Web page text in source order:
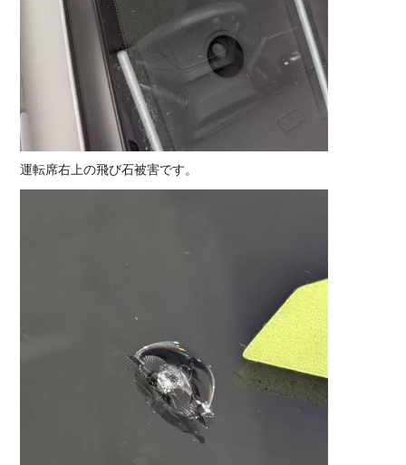
運転席右上の飛び石被害です。